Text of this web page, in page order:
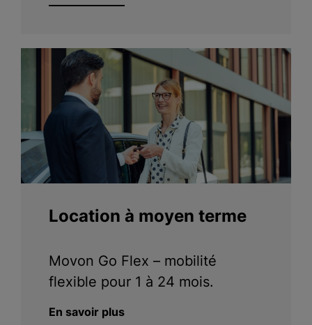
Location à moyen terme
Movon Go Flex – mobilité
flexible pour 1 à 24 mois.
En savoir plus